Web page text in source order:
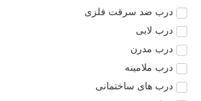
درب ضد سرقت فلزی
درب لابی
درب مدرن
درب ملامینه
درب های ساختمانی